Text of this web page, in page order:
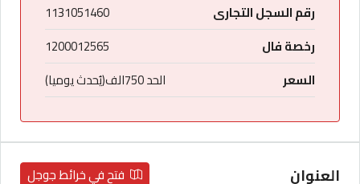
رقم السجل التجارى
1131051460
رخصة فال
1200012565
السعر
الحد 750الف(يُحدث يوميا)
العنوان فتح في خرائط جوجل